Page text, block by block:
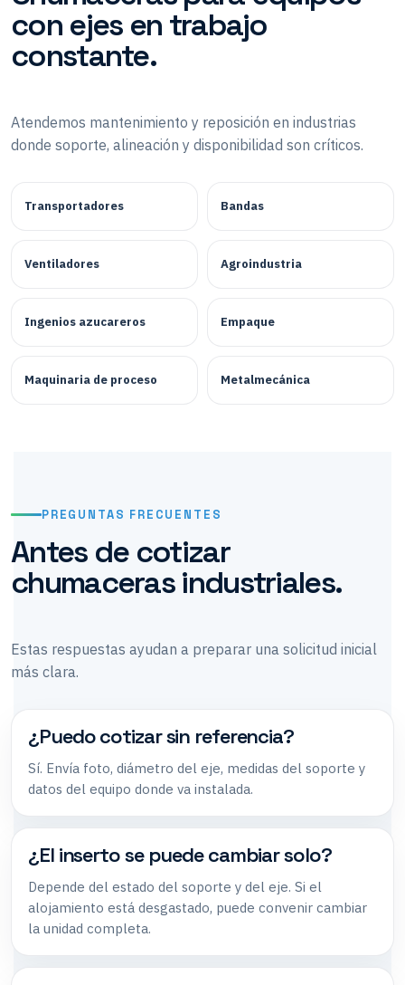
con ejes en trabajo
constante.
Atendemos mantenimiento y reposición en industrias
donde soporte, alineación y disponibilidad son críticos.
Transportadores Bandas
Ventiladores Agroindustria
Ingenios azucareros Empaque
Maquinaria de proceso Metalmecánica
PREGUNTAS FRECUENTES
Antes de cotizar
chumaceras industriales.
Estas respuestas ayudan a preparar una solicitud inicial
más clara.
¿Puedo cotizar sin referencia?
Sí. Envía foto, diámetro del eje, medidas del soporte y
datos del equipo donde va instalada.
¿El inserto se puede cambiar solo?
Depende del estado del soporte y del eje. Si el
alojamiento está desgastado, puede convenir cambiar
la unidad completa.